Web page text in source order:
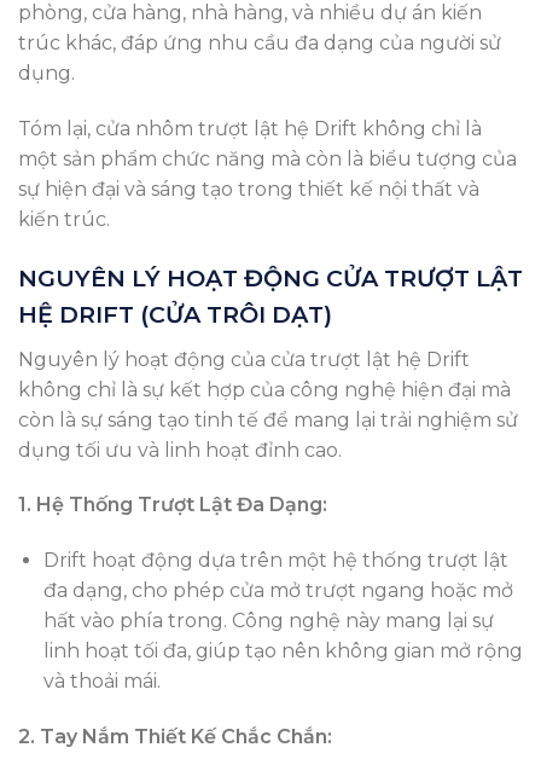
phòng, cửa hàng, nhà hàng, và nhiều dự án kiến
trúc khác, đáp ứng nhu cầu đa dạng của người sử
dụng.
Tóm lại, cửa nhôm trượt lật hệ Drift không chỉ là
một sản phẩm chức năng mà còn là biểu tượng của
sự hiện đại và sáng tạo trong thiết kế nội thất và
kiến trúc.
NGUYÊN LÝ HOẠT ĐỘNG CỬA TRƯỢT LẬT
HỆ DRIFT (CỬA TRÔI DẠT)
Nguyên lý hoạt động của cửa trượt lật hệ Drift
không chỉ là sự kết hợp của công nghệ hiện đại mà
còn là sự sáng tạo tinh tế để mang lại trải nghiệm sử
dụng tối ưu và linh hoạt đỉnh cao.
1. Hệ Thống Trượt Lật Đa Dạng:
Drift hoạt động dựa trên một hệ thống trượt lật
đa dạng, cho phép cửa mở trượt ngang hoặc mở
hất vào phía trong. Công nghệ này mang lại sự
linh hoạt tối đa, giúp tạo nên không gian mở rộng
và thoải mái.
2. Tay Nắm Thiết Kế Chắc Chắn: